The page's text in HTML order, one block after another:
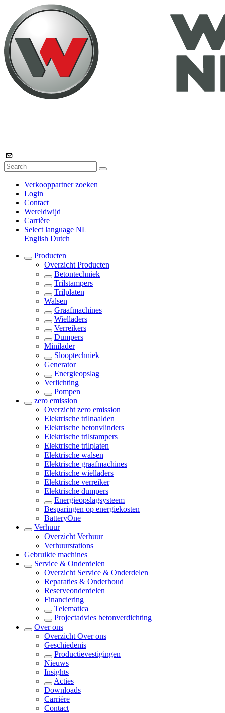
Verkooppartner zoeken
Login
Contact
Wereldwijd
Carrière
Select language NL
English Dutch
Producten
Overzicht Producten
Betontechniek
Trilstampers
Trilplaten
Walsen
Graafmachines
Wielladers
Verreikers
Dumpers
Minilader
Slooptechniek
Generator
Energieopslag
Verlichting
Pompen
zero emission
Overzicht zero emission
Elektrische trilnaalden
Elektrische betonvlinders
Elektrische trilstampers
Elektrische trilplaten
Elektrische walsen
Elektrische graafmachines
Elektrische wielladers
Elektrische verreiker
Elektrische dumpers
Energieopslagsysteem
Besparingen op energiekosten
BatteryOne
Verhuur
Overzicht Verhuur
Verhuurstations
Gebruikte machines
Service & Onderdelen
Overzicht Service & Onderdelen
Reparaties & Onderhoud
Reserveonderdelen
Financiering
Telematica
Projectadvies betonverdichting
Over ons
Overzicht Over ons
Geschiedenis
Productievestigingen
Nieuws
Insights
Acties
Downloads
Carrière
Contact